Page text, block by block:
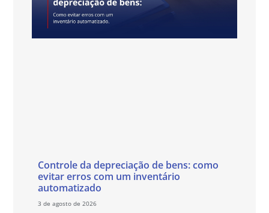
Controle da depreciação de bens: como
evitar erros com um inventário
automatizado
3 de agosto de 2026